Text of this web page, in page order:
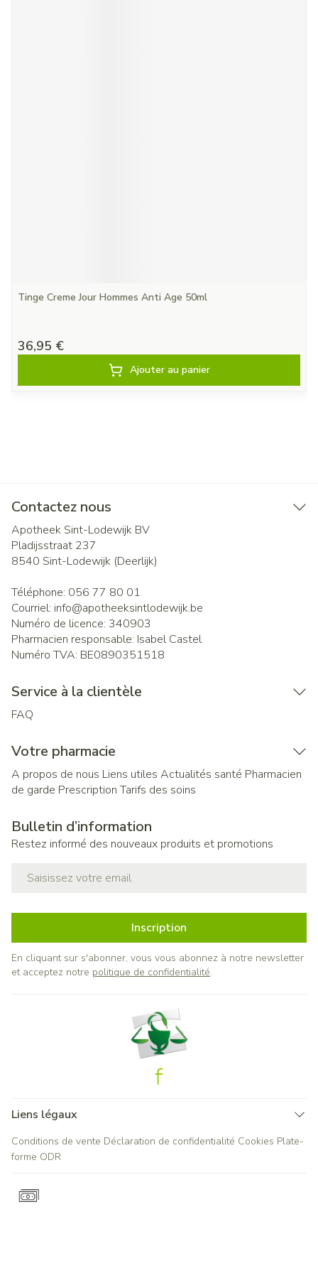
Tinge Creme Jour Hommes Anti Age 50ml
36,95 €
Ajouter au panier
Contactez nous
Apotheek Sint-Lodewijk BV
Pladijsstraat 237
8540 Sint-Lodewijk (Deerlijk)
Téléphone: 056 77 80 01
Courriel: info@apotheeksintlodewijk.be
Numéro de licence: 340903
Pharmacien responsable: Isabel Castel
Numéro TVA: BE0890351518
Service à la clientèle
FAQ
Votre pharmacie
A propos de nous Liens utiles Actualités santé Pharmacien
de garde Prescription Tarifs des soins
Bulletin d’information
Restez informé des nouveaux produits et promotions
Inscription
En cliquant sur s'abonner, vous vous abonnez à notre newsletter
et acceptez notre politique de confidentialité.
Liens légaux
Conditions de vente Déclaration de confidentialité Cookies Plate-
forme ODR